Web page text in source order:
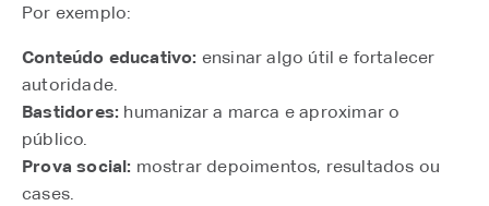
Por exemplo:
Conteúdo educativo: ensinar algo útil e fortalecer
autoridade.
Bastidores: humanizar a marca e aproximar o
público.
Prova social: mostrar depoimentos, resultados ou
cases.